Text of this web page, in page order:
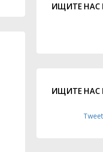
ИЩИТЕ НАС
ИЩИТЕ НАС